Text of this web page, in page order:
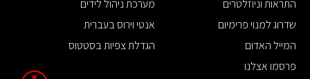
התראות וניוזלטרים
שדרוג למנוי פרימיום
המייל האדום
פרסמו אצלנו
מערכת ניהול לידים
אנטי וירוס בעברית
הגדלת צפיות בסטטוס